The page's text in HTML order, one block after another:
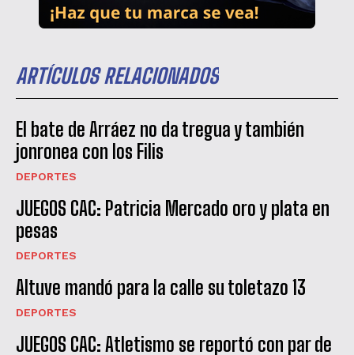
ARTÍCULOS RELACIONADOS
El bate de Arráez no da tregua y también
jonronea con los Filis
DEPORTES
JUEGOS CAC: Patricia Mercado oro y plata en
pesas
DEPORTES
Altuve mandó para la calle su toletazo 13
DEPORTES
JUEGOS CAC: Atletismo se reportó con par de